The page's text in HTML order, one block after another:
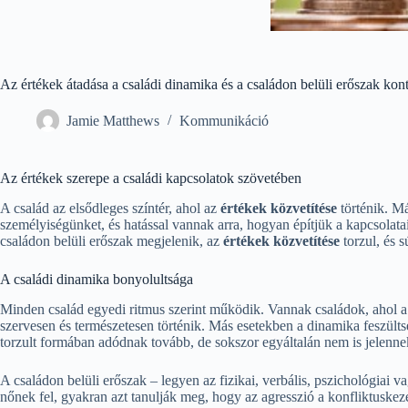
Az értékek átadása a családi dinamika és a családon belüli erőszak
Jamie Matthews Kommunikáció
Az értékek szerepe a családi kapcsolatok szövetében
A család az elsődleges színtér, ahol az értékek közvetítése történik.
személyiségünket, és hatással vannak arra, hogyan építjük a
családon belüli erőszak megjelenik, az értékek közvetítése torzul, és
A családi dinamika bonyolultsága
Minden család egyedi ritmus szerint működik. Vannak családok,
szervesen és természetesen történik. Más esetekben a dinamika
torzult formában adódnak tovább, de sokszor egyáltalán nem is
A családon belüli erőszak – legyen az fizikai, verbális, pszichológiai
nőnek fel, gyakran azt tanulják meg, hogy az agresszió a